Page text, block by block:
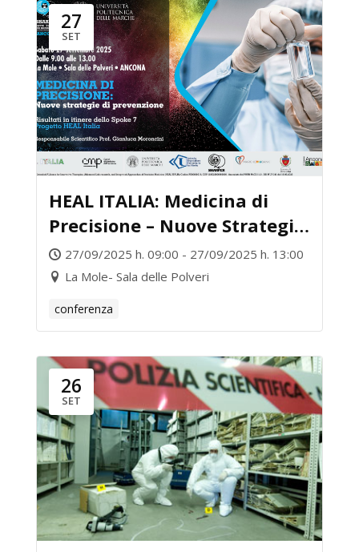
27
SET
HEAL ITALIA: Medicina di
Precisione – Nuove Strategie
di Prevenzione Risultati
preliminari dello Spoke 7 –
Progetto HEAL ITALIA
27/09/2025 h. 09:00 - 27/09/2025 h. 13:00
La Mole- Sala delle Polveri
conferenza
26
SET